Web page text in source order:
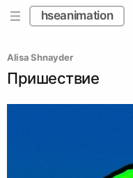
hseanimation
Alisa Shnayder
Пришествие